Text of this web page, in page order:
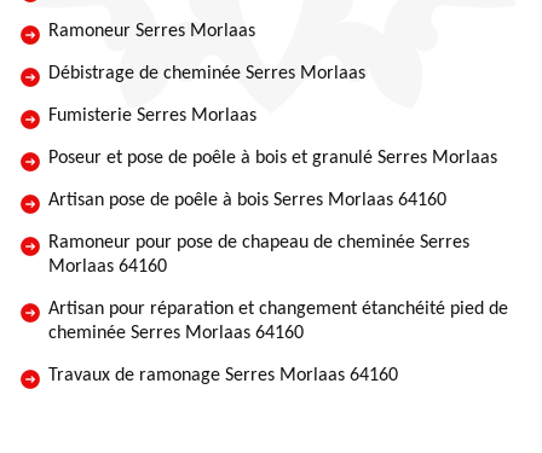
Ramoneur Serres Morlaas
Débistrage de cheminée Serres Morlaas
Fumisterie Serres Morlaas
Poseur et pose de poêle à bois et granulé Serres Morlaas
Artisan pose de poêle à bois Serres Morlaas 64160
Ramoneur pour pose de chapeau de cheminée Serres
Morlaas 64160
Artisan pour réparation et changement étanchéité pied de
cheminée Serres Morlaas 64160
Travaux de ramonage Serres Morlaas 64160